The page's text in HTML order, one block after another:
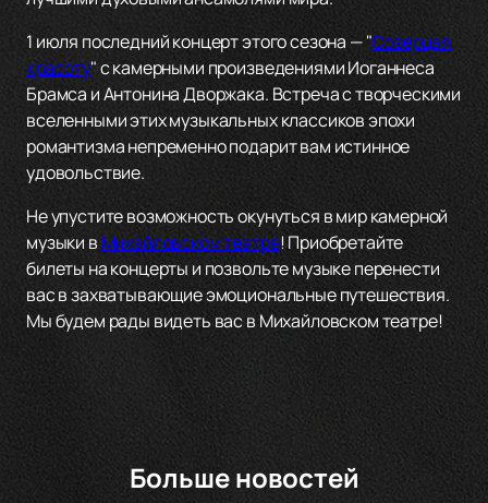
1 июля последний концерт этого сезона — "Созерцая
красоту" с камерными произведениями Иоганнеса
Брамса и Антонина Дворжака. Встреча с творческими
вселенными этих музыкальных классиков эпохи
романтизма непременно подарит вам истинное
удовольствие.
Не упустите возможность окунуться в мир камерной
музыки в Михайловском театре! Приобретайте
билеты на концерты и позвольте музыке перенести
вас в захватывающие эмоциональные путешествия.
Мы будем рады видеть вас в Михайловском театре!
Больше новостей